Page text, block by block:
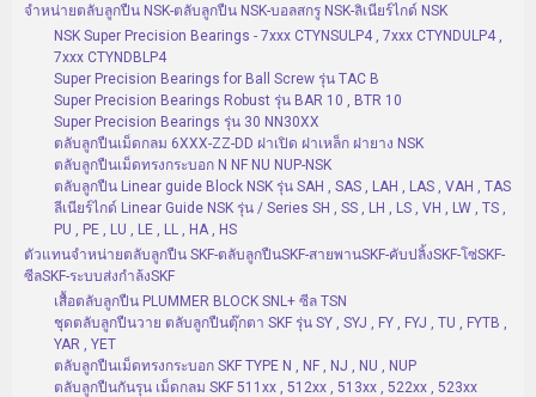
จำหน่ายตลับลูกปืน NSK-ตลับลูกปืน NSK-บอลสกรู NSK-ลิเนียร์ไกด์ NSK
NSK Super Precision Bearings - 7xxx CTYNSULP4 , 7xxx CTYNDULP4 ,
7xxx CTYNDBLP4
Super Precision Bearings for Ball Screw รุ่น TAC B
Super Precision Bearings Robust รุ่น BAR 10 , BTR 10
Super Precision Bearings รุ่น 30 NN30XX
ตลับลูกปืนเม็ดกลม 6XXX-ZZ-DD ฝาเปิด ฝาเหล็ก ฝายาง NSK
ตลับลูกปืนเม็ดทรงกระบอก N NF NU NUP-NSK
ตลับลูกปืน Linear guide Block NSK รุ่น SAH , SAS , LAH , LAS , VAH , TAS
ลีเนียร์ไกด์ Linear Guide NSK รุ่น / Series SH , SS , LH , LS , VH , LW , TS ,
PU , PE , LU , LE , LL , HA , HS
ตัวแทนจำหน่ายตลับลูกปืน SKF-ตลับลูกปืนSKF-สายพานSKF-คับปลิ้งSKF-โซ่SKF-
ซีลSKF-ระบบส่งกำล้งSKF
เสื้อตลับลูกปืน PLUMMER BLOCK SNL+ ซีล TSN
ชุดตลับลูกปืนวาย ตลับลูกปืนตุ๊กตา SKF รุ่น SY , SYJ , FY , FYJ , TU , FYTB ,
YAR , YET
ตลับลูกปืนเม็ดทรงกระบอก SKF TYPE N , NF , NJ , NU , NUP
ตลับลูกปืนกันรุน เม็ดกลม SKF 511xx , 512xx , 513xx , 522xx , 523xx